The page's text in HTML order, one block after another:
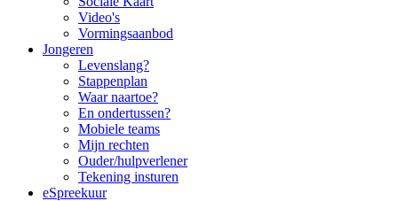
Video's
Vormingsaanbod
Jongeren
Levenslang?
Stappenplan
Waar naartoe?
En ondertussen?
Mobiele teams
Mijn rechten
Ouder/hulpverlener
Tekening insturen
eSpreekuur